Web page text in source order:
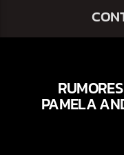
PAMELA